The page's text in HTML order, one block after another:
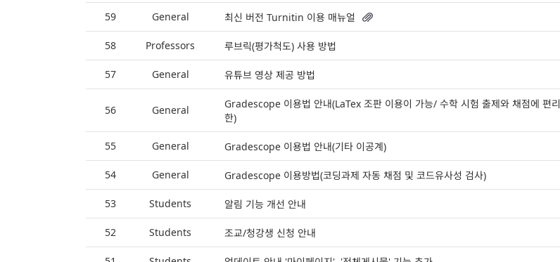
59 General 최신 버전 Turnitin 이용 매뉴얼
58 Professors 루브릭(평가척도) 사용 방법
57 General 유튜브 영상 제공 방법
56 General
Gradescope 이용법 안내(LaTex 조판 이용이 가능/ 수학 시험 출제와 채점에 편리
한)
55 General Gradescope 이용법 안내(기타 이공계)
54 General Gradescope 이용방법(코딩과제 자동 채점 및 코드유사성 검사)
53 Students 알림 기능 개선 안내
52 Students 조교/청강생 신청 안내